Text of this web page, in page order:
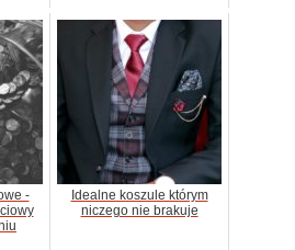
-
Idealne koszule którym
niczego nie brakuje